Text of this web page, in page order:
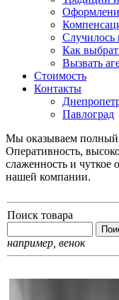
Случилось
Как
Вызвать
Стоимость
Контакты
Павлоград
Мы оказываем полный
Оперативность,
слаженность и чуткое
нашей компании.
Поиск товара
например, венок